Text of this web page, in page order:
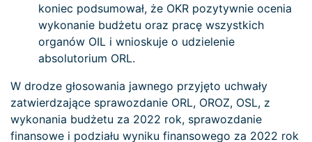
koniec podsumował, że OKR pozytywnie ocenia
wykonanie budżetu oraz pracę wszystkich
organów OIL i wnioskuje o udzielenie
absolutorium ORL.
W drodze głosowania jawnego przyjęto uchwały
zatwierdzające sprawozdanie ORL, OROZ, OSL, z
wykonania budżetu za 2022 rok, sprawozdanie
finansowe i podziału wyniku finansowego za 2022 rok